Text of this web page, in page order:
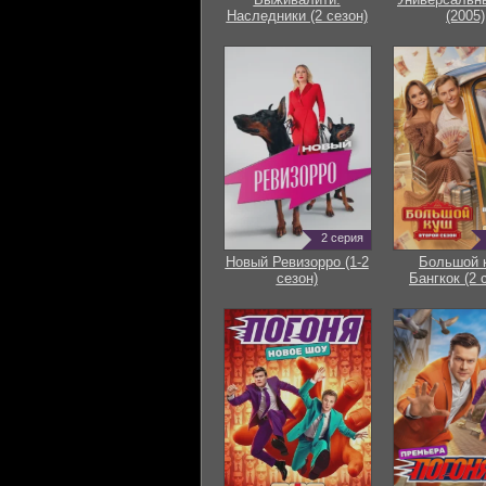
Наследники (2 сезон)
(2005)
2 серия
Новый Ревизорро (1-2
сезон)
Большой
Бангкок (2